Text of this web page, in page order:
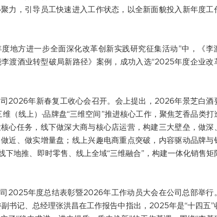
力，引导员工快速进入工作状态，以全新面貌投入新年度工
地方进一步全面深化改革创新实践研究征集活动”中，《李
渡酒业转型破局新路径》案例，成功入选“2025年度企业改
2026年新春复工收心会召开。会上提出，2026年景芝白酒
（线上）·品牌盘“三维空间”推进核心工作，聚焦芝香品类打
心任务，线下做深大商与核心店运营，构建三大壁垒，做深
近、做实增量盘；线上兴趣电商重点突破，内容驱动品牌与
地推、即时零售、线上全域“三维融合”，构建一体化销售矩
2025年度总结表彰暨2026年工作动员大会在公司总部举行
书记、总经理张洪昌在工作报告中指出，2025年是“十四五”